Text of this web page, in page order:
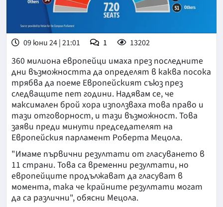
09 юни 24 | 21:01 1 13202
360 милиона европейци имаха през последните
дни възможността да определят в каква посока
трябва да поеме Европейският съюз през
следващите пет години. Надявам се, че
максимален брой хора използваха това право и
тази отговорност, и тази възможност. Това
заяви преди минути председателят на
Европейския парламент Роберта Мецола.
"Имаме първични резултати от гласуването в
11 страни. Това са временни резултати, но
европейците продължават да гласуват в
момента, така че крайните резултати могат
да са различни", обясни Мецола.